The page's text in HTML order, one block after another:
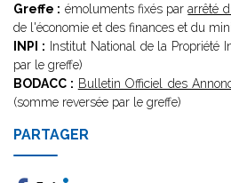
Greffe : émoluments fixés pararrêté
de l'économie et des finances et du
INPI : Institut National de la Propriété
par le greffe)
BODACC : Bulletin Officiel des
(somme reversée par le greffe)
PARTAGER